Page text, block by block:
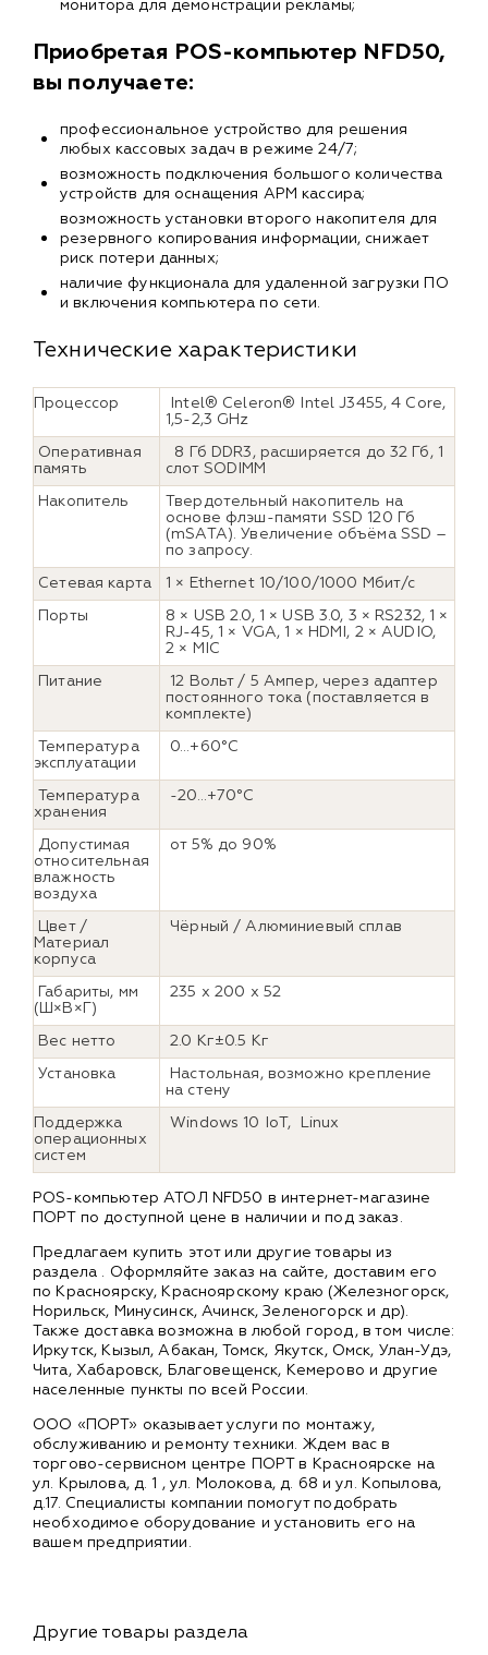
монитора для демонстрации рекламы;
Приобретая POS-компьютер NFD50,
вы получаете:
профессиональное устройство для решения
любых кассовых задач в режиме 24/7;
возможность подключения большого количества
устройств для оснащения АРМ кассира;
возможность установки второго накопителя для
резервного копирования информации, снижает
риск потери данных;
наличие функционала для удаленной загрузки ПО
и включения компьютера по сети.
Технические характеристики
Процессор
Intel® Celeron® Intel J3455, 4 Core,
1,5-2,3 GHz
Оперативная
память
8 Гб DDR3, расширяется до 32 Гб, 1
слот SODIMM
Накопитель
Твердотельный накопитель на
основе флэш-памяти SSD 120 Гб
(mSATA). Увеличение объёма SSD –
по запросу.
Сетевая карта 1 × Ethernet 10/100/1000 Мбит/с
Порты
8 × USB 2.0, 1 × USB 3.0, 3 × RS232, 1 ×
RJ-45, 1 × VGA, 1 × HDMI, 2 × AUDIO,
2 × MIC
Питание
12 Вольт / 5 Ампер, через адаптер
постоянного тока (поставляется в
комплекте)
Температура
эксплуатации
0…+60°C
Температура
хранения
-20…+70°C
Допустимая
относительная
влажность
воздуха
от 5% до 90%
Цвет /
Материал
корпуса
Чёрный / Алюминиевый сплав
Габариты, мм
(Ш×В×Г)
235 х 200 х 52
Вес нетто 2.0 Кг±0.5 Кг
Установка
Настольная, возможно крепление
на стену
Поддержка
операционных
систем
Windows 10 IoT, Linux
POS-компьютер АТОЛ NFD50 в интернет-магазине
ПОРТ по доступной цене в наличии и под заказ.
Предлагаем купить этот или другие товары из
раздела . Оформляйте заказ на сайте, доставим его
по Красноярску, Красноярскому краю (Железногорск,
Норильск, Минусинск, Ачинск, Зеленогорск и др).
Также доставка возможна в любой город, в том числе:
Иркутск, Кызыл, Абакан, Томск, Якутск, Омск, Улан-Удэ,
Чита, Хабаровск, Благовещенск, Кемерово и другие
населенные пункты по всей России.
ООО «ПОРТ» оказывает услуги по монтажу,
обслуживанию и ремонту техники. Ждем вас в
торгово-сервисном центре ПОРТ в Красноярске на
ул. Крылова, д. 1 , ул. Молокова, д. 68 и ул. Копылова,
д.17. Специалисты компании помогут подобрать
необходимое оборудование и установить его на
вашем предприятии.
Другие товары раздела